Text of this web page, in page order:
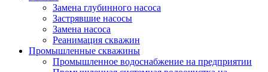
Замена глубинного насоса
Застрявшие насосы
Замена насоса
Реанимация скважин
Промышленные скважины
Промышленное водоснабжение на предприятии